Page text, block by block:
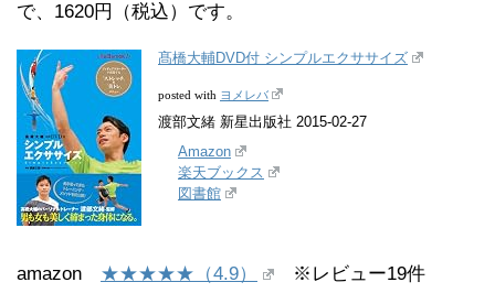
で、1620円（税込）です。
髙橋大輔DVD付 シンプルエクササイズ
posted with ヨメレバ
渡部文緒 新星出版社 2015-02-27
Amazon
楽天ブックス
図書館
amazon ★★★★★（4.9）
※レビュー19件